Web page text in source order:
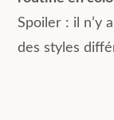
Spoiler : il n’y
des styles